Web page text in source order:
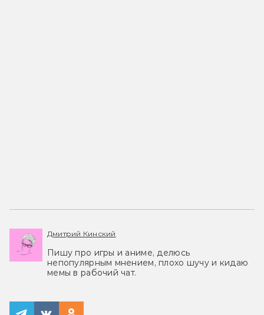
Дмитрий Кинский
Пишу про игры и аниме, делюсь
непопулярным мнением, плохо шучу и кидаю
мемы в рабочий чат.